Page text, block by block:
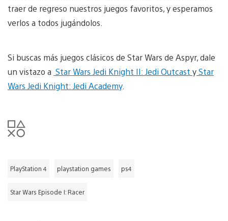
traer de regreso nuestros juegos favoritos, y esperamos
verlos a todos jugándolos.
Si buscas más juegos clásicos de Star Wars de Aspyr, dale
un vistazo a Star Wars Jedi Knight II: Jedi Outcast yStar
Wars Jedi Knight: Jedi Academy.
PlayStation 4 playstation games ps4
Star Wars Episode I: Racer